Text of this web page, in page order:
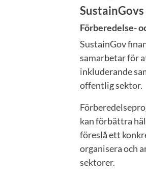
Förberedelse-
SustainGov
samarbetar för
inkluderande
offentlig sektor.
kan förbättra
föreslå ett
organisera och
sektorer.